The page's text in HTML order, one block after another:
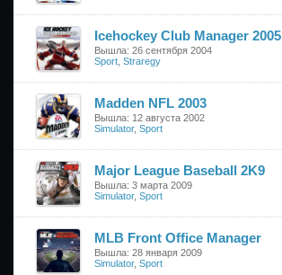
Icehockey Club Manager 2005
Вышла: 26 сентября 2004
Sport Straregy
Madden NFL 2003
Вышла: 12 августа 2002
Simulator, Sport
Major League Baseball 2K9
Вышла: 3 марта 2009
Simulator, Sport
MLB Front Office Manager
Вышла: 28 января 2009
Simulator, Sport